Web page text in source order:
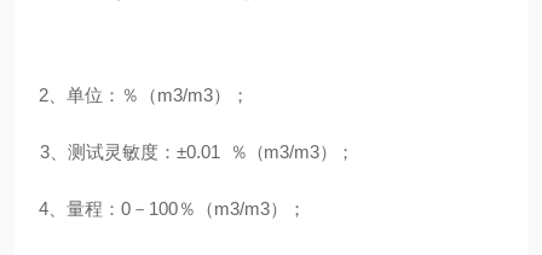
2 、单位 ：％（m3/m3）；
3 、测试灵敏度： ±0.01 ％（m3/m3）；
4 、量程： 0 － 100％（m3/m3）；